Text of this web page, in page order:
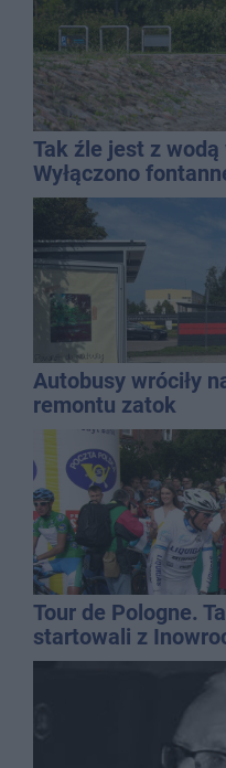
Tak źle jest z wodą
Wyłączono
dolewkę
Autobusy wróciły
remontu zatok
Tour de Pologne.
startowali z